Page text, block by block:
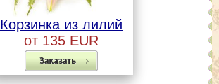
Корзинка из лилий
от 135 EUR